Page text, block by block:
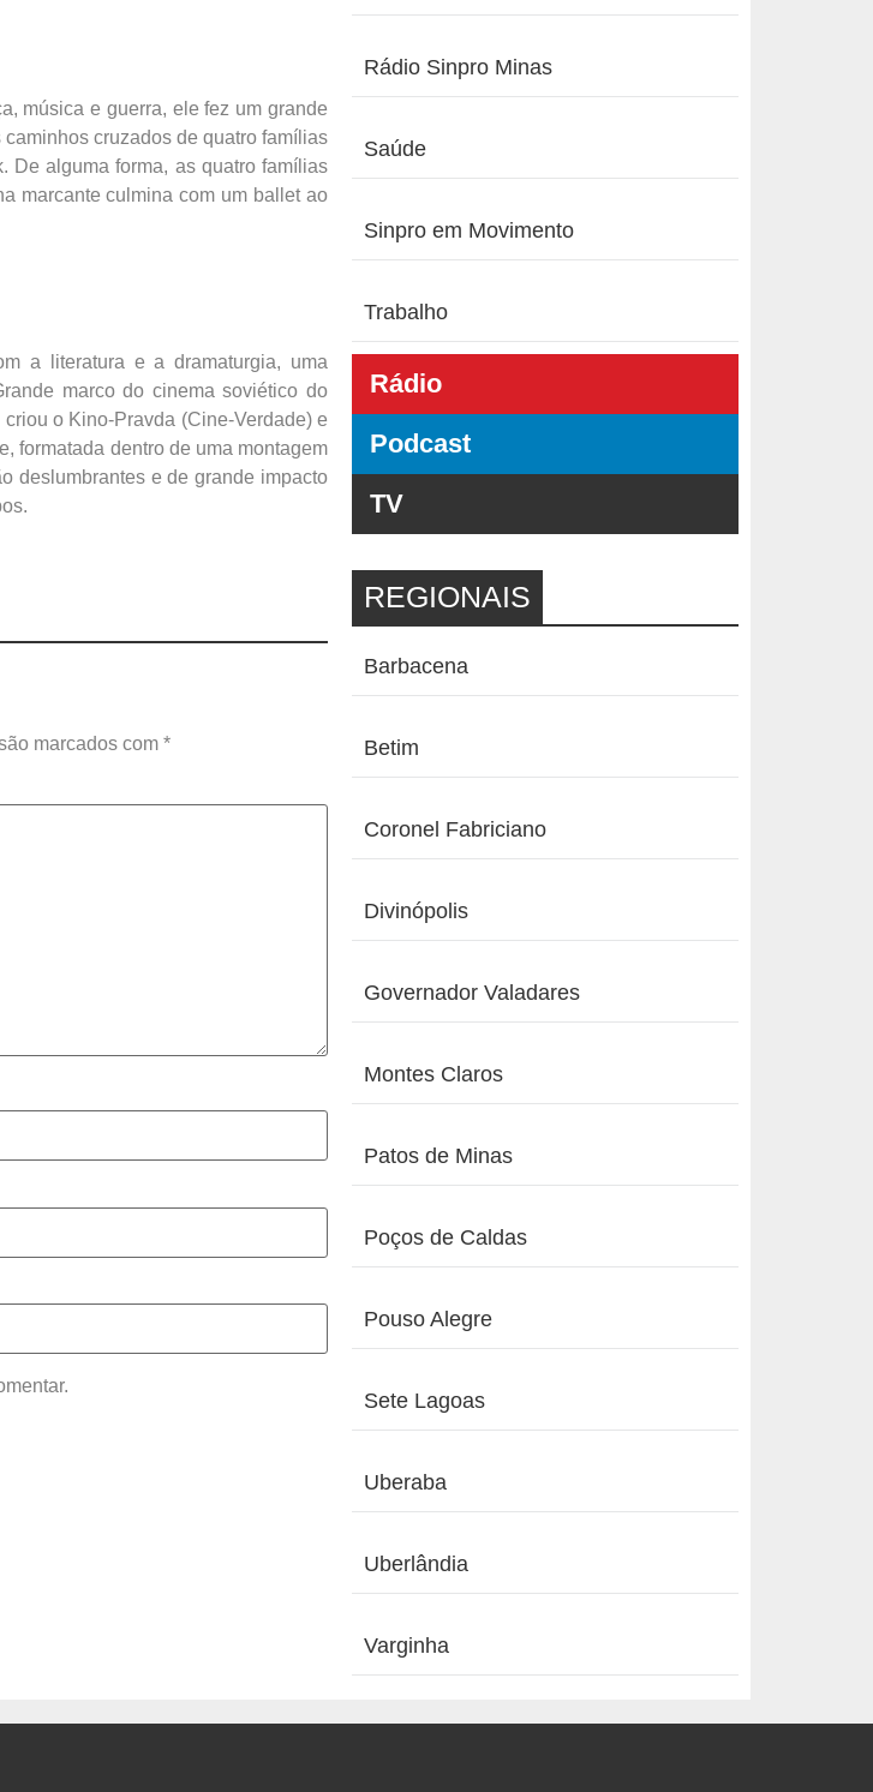
música e guerra, ele fez um grande
cruzados de quatro famílias
De alguma forma, as quatro famílias
marcante culmina com um ballet ao
a literatura e a dramaturgia, uma
marco do cinema soviético do
o Kino-Pravda (Cine-Verdade) e
formatada dentro de uma montagem
deslumbrantes e de grande impacto
marcados com *
Rádio Sinpro Minas
Saúde
Sinpro em Movimento
Trabalho
Rádio
Podcast
TV
REGIONAIS
Barbacena
Betim
Coronel Fabriciano
Divinópolis
Governador Valadares
Montes Claros
Patos de Minas
Poços de Caldas
Pouso Alegre
Sete Lagoas
Uberaba
Uberlândia
Varginha